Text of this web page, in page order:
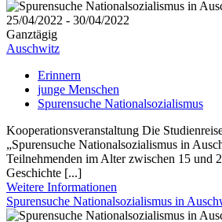
25/04/2022 - 30/04/2022
Ganztägig
Auschwitz
Erinnern
junge Menschen
Spurensuche Nationalsozialismus
Kooperationsveranstaltung Die
„Spurensuche Nationalsozialismus in
Teilnehmenden im Alter zwischen 15 und
Geschichte [...]
Weitere Informationen
Spurensuche Nationalsozialismus in